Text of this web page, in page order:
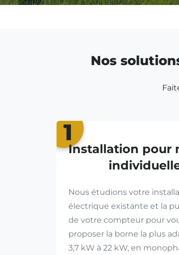
Nos
1
Installation pour
Nous étudions votre
électrique existante et la
de votre compteur pour
proposer la borne la plus
3,7 kW à 22 kW, en